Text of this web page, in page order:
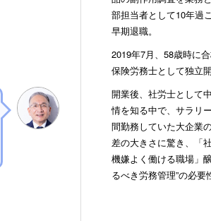
部担当者として10年過
早期退職。
2019年7月、58歳時に
保険労務士として独立
開業後、社労士として
情を知る中で、サラリ
間勤務していた大企業
差の大きさに驚き、「
機嫌よく働ける職場」
るべき労務管理”の必要